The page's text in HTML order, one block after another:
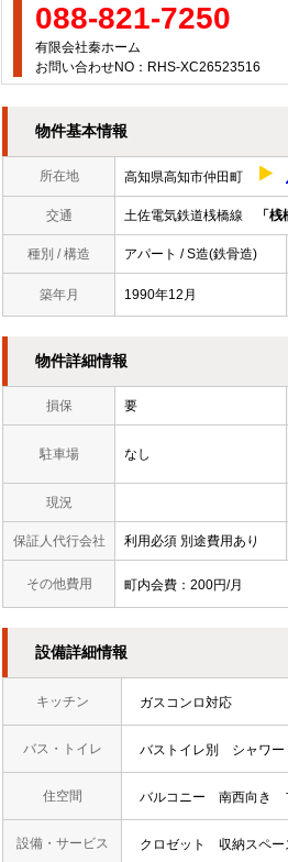
088-821-7250
有限会社秦ホーム
お問い合わせNO：RHS-XC26523516
物件基本情報
所在地 高知県高知市仲田町
交通 土佐電気鉄道桟橋線 「
種別 / 構造 アパート / S造(鉄骨造)
築年月 1990年12月
物件詳細情報
損保 要
駐車場 なし
現況
保証人代行会社 利用必須 別途費用あり
その他費用 町内会費：200円/月
設備詳細情報
キッチン ガスコンロ対応
バス・トイレ バストイレ別 シャワー
住空間 バルコニー 南西向き
設備・サービス クロゼット 収納スペー